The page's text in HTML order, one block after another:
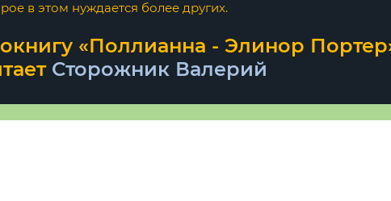
в этом нуждается более других.
«Поллианна - Элинор
Сторожник Валерий